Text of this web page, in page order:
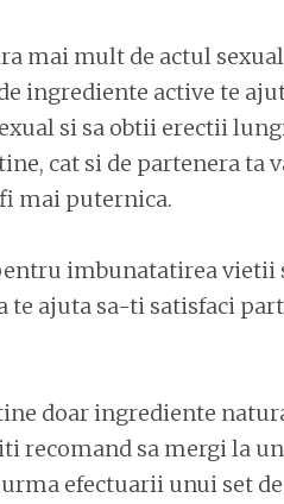
mai mult de actul
ingrediente active te
si sa obtii erectii
cat si de partenera ta
mai puternica.
imbunatatirea vietii
ajuta sa-ti satisfaci
doar ingrediente
recomand sa mergi la
efectuarii unui set